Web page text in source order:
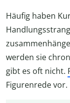
Häufig haben
werden sie
gibt es oft nicht.
Figurenrede vor.